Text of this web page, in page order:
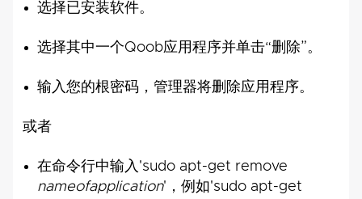
选择已安装软件。
选择其中一个Qoob应用程序并单击“删除”。
输入您的根密码，管理器将删除应用程序。
或者
在命令行中输入'sudo apt-get remove
nameofapplication'，例如'sudo apt-get